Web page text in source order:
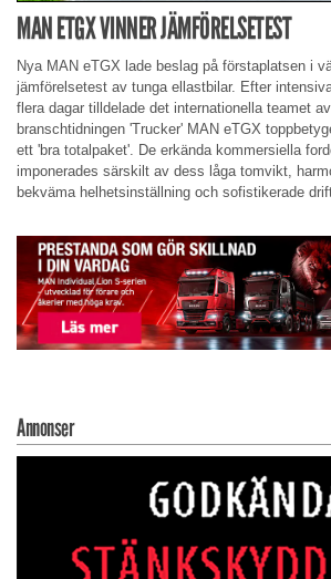
MAN ETGX VINNER JÄMFÖRELSETEST
Nya MAN eTGX lade beslag på förstaplatsen i
jämförelsetest av tunga ellastbilar. Efter
flera dagar tilldelade det internationella teamet
branschtidningen 'Trucker' MAN eTGX
ett 'bra totalpaket'. De erkända kommersiella
imponerades särskilt av dess låga tomvikt,
bekväma helhetsinställning och sofistikerade
Annonser